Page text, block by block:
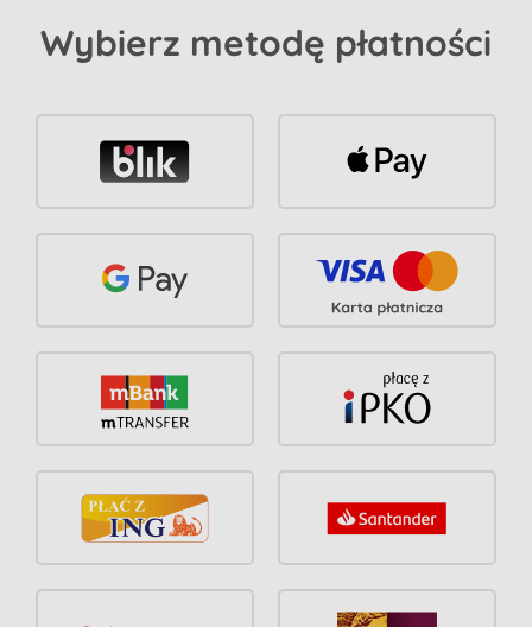
Wybierz metodę płatności